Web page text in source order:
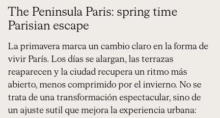
The Peninsula Paris: spring time
Parisian escape
La primavera marca un cambio claro en la forma de
vivir París. Los días se alargan, las terrazas
reaparecen y la ciudad recupera un ritmo más
abierto, menos comprimido por el invierno. No se
trata de una transformación espectacular, sino de
un ajuste sutil que mejora la experiencia urbana: